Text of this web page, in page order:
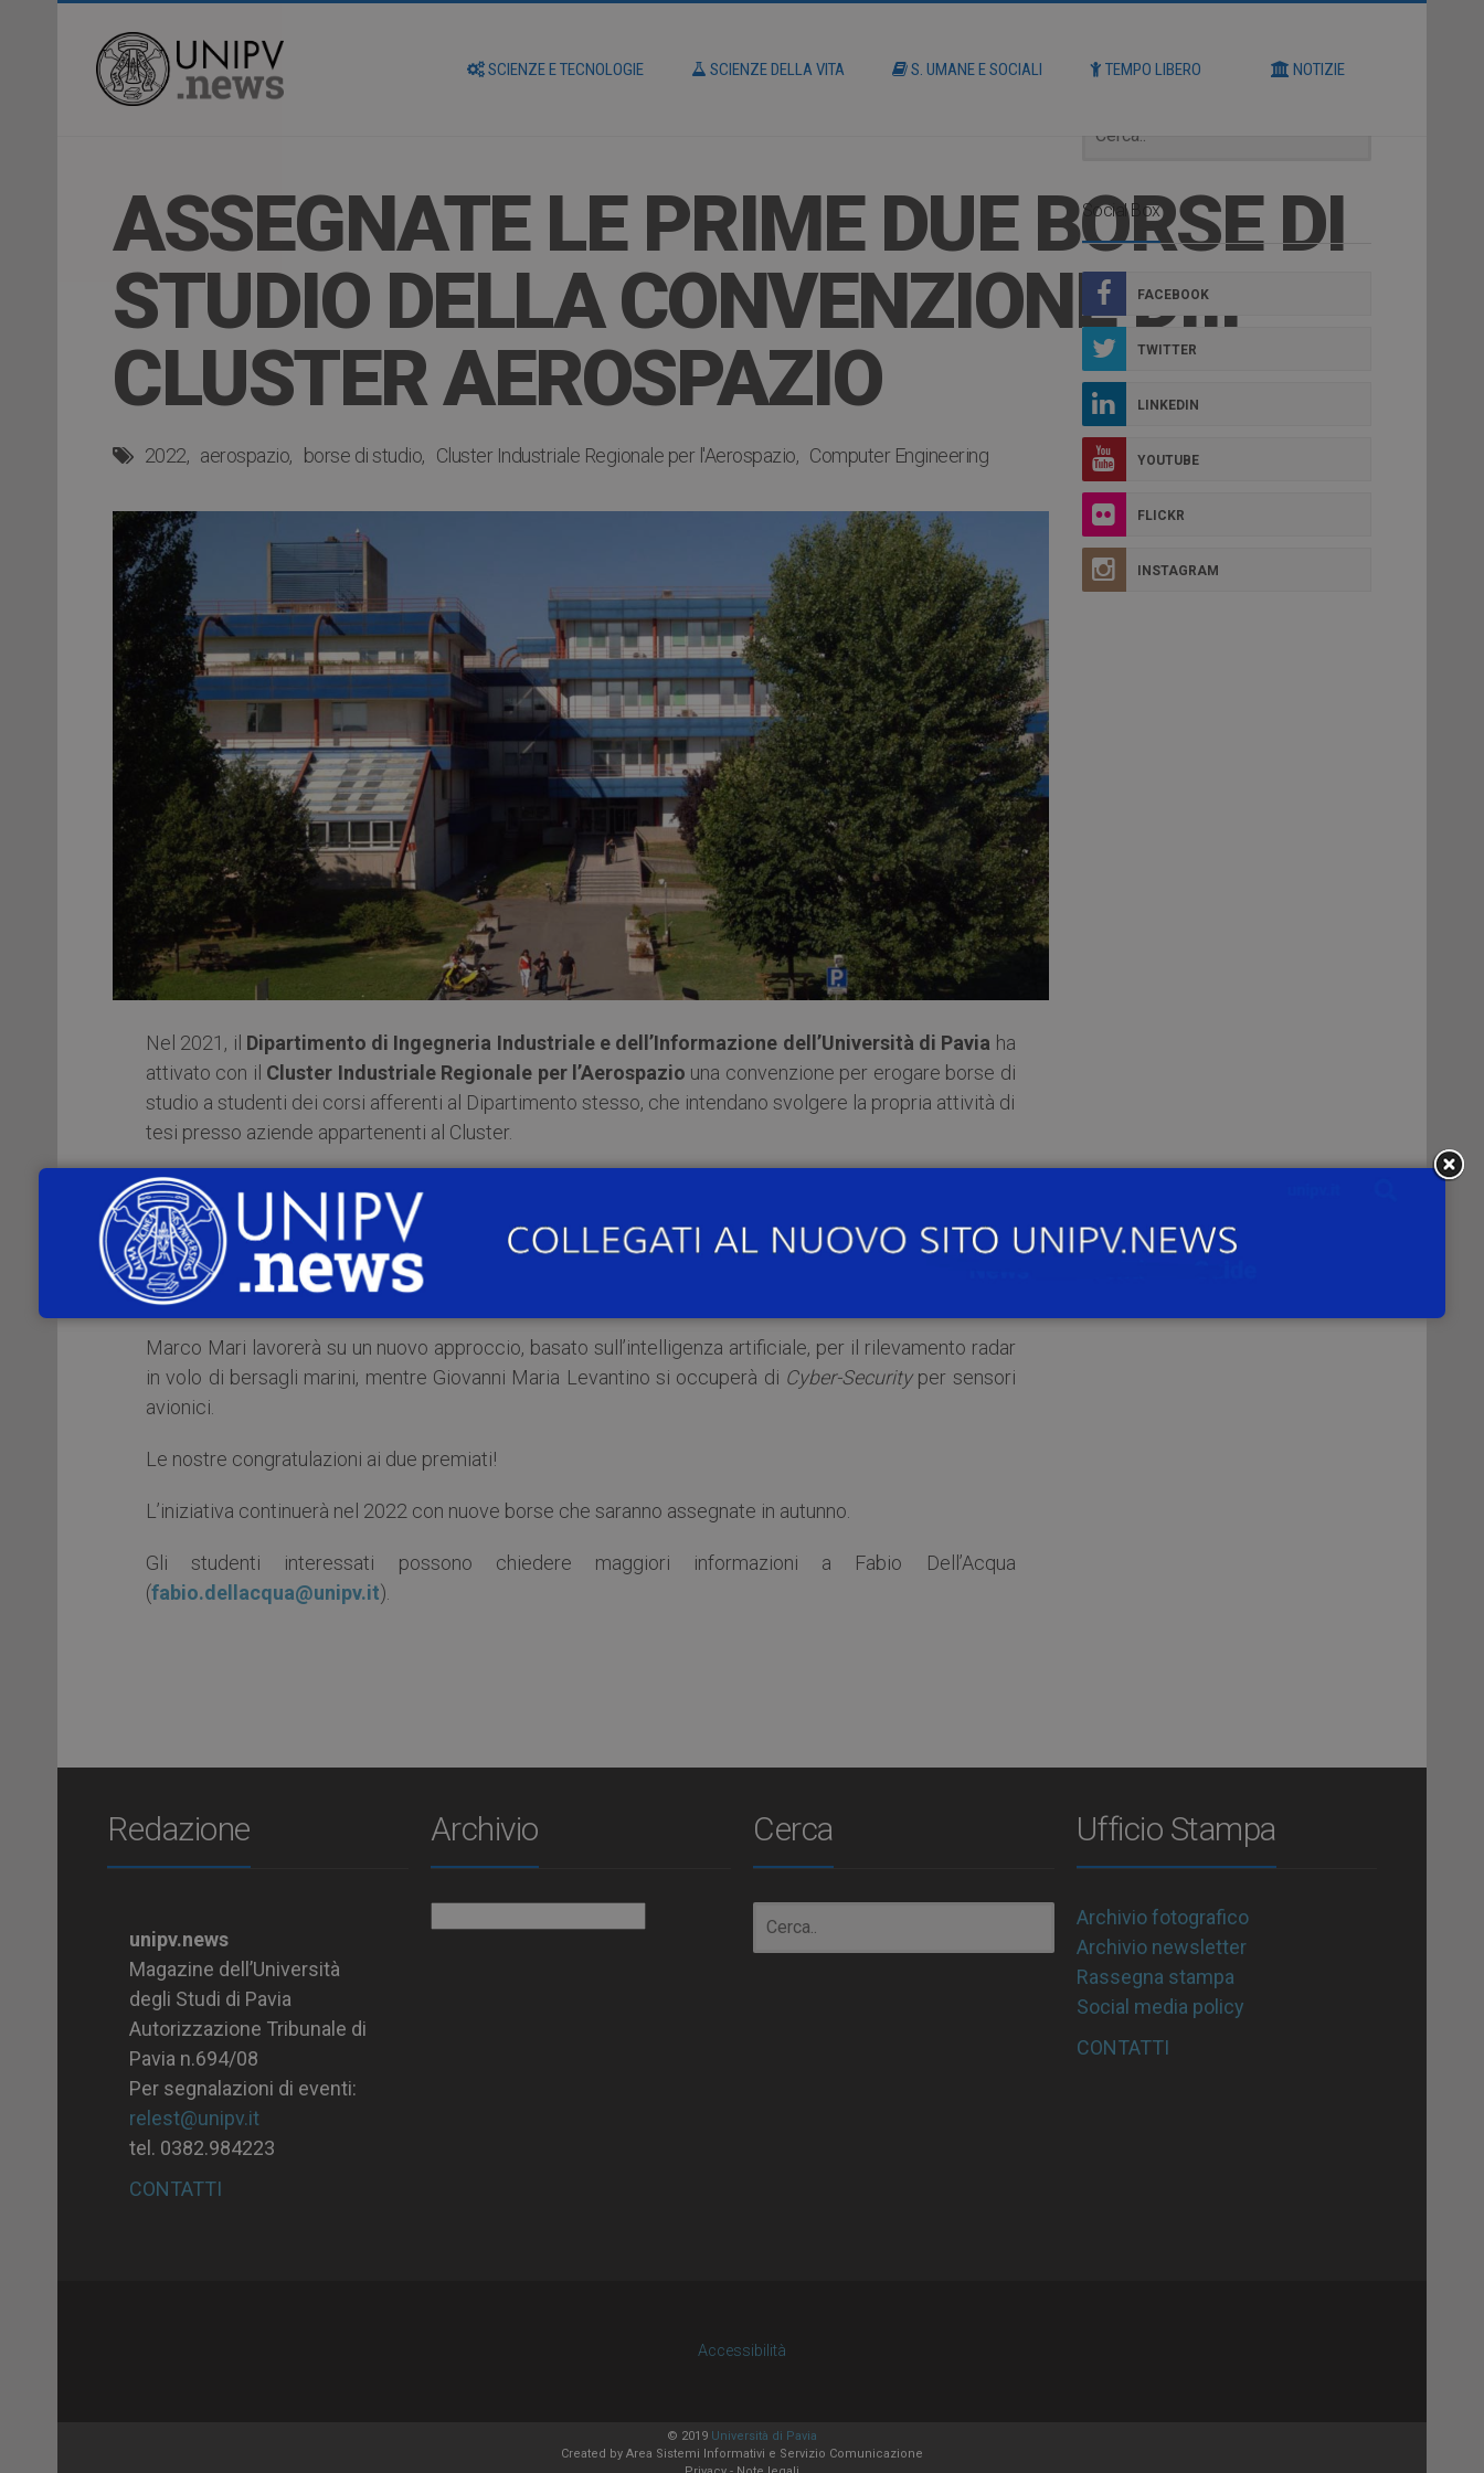
SCIENZE E TECNOLOGIE SCIENZE DELLA VITA S. UMANE E SOCIALI TEMPO LIBERO NOTIZIE
ASSEGNATE LE PRIME DUE BORSE DI
STUDIO DELLA CONVENZIONE DIII-
CLUSTER AEROSPAZIO
2022 aerospazio borse di studio Cluster Industriale Regionale per l'Aerospazio Computer Engineering
Nel 2021, il Dipartimento di Ingegneria Industriale e dell’Informazione dell’Università di Pavia ha
attivato con il Cluster Industriale Regionale per l’Aerospazio una convenzione per erogare borse di
studio a studenti dei corsi afferenti al Dipartimento stesso, che intendano svolgere la propria attività di
tesi presso aziende appartenenti al Cluster.
Le borse sono finanziate dal Cluster industriale.
Marco Marie Giovanni Maria Levantino, studenti diComputer Engineering, hanno fatto domanda
per una tesi in Leonardo Company e sono risultati vincitori di una borsa ognuno, inaugurando così la
convenzione.
Marco Mari lavorerà su un nuovo approccio, basato sull’intelligenza artificiale, per il rilevamento radar
in volo di bersagli marini, mentre Giovanni Maria Levantino si occuperà di Cyber-Securityper sensori
avionici.
Le nostre congratulazioni ai due premiati!
L’iniziativa continuerà nel 2022 con nuove borse che saranno assegnate in autunno.
Gli studenti interessati possono chiedere maggiori informazioni a Fabio Dell’Acqua
(fabio.dellacqua@unipv.it).
Social Box
FACEBOOK
TWITTER
LINKEDIN
YOUTUBE
FLICKR
INSTAGRAM
Redazione
unipv.news
Magazine dell’Università
degli Studi di Pavia
Autorizzazione Tribunale di
Pavia n.694/08
Per segnalazioni di eventi:
relest@unipv.it
tel. 0382.984223
CONTATTI
Archivio Cerca Ufficio Stampa
Archivio fotografico
Archivio newsletter
Rassegna stampa
Social media policy
CONTATTI
Accessibilità
© 2019 Università di Pavia
Created by Area Sistemi Informativi e Servizio Comunicazione